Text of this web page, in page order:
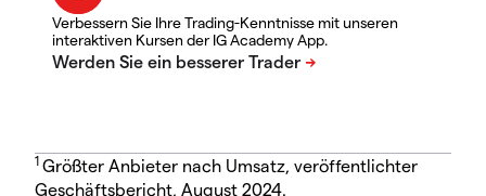
Verbessern Sie Ihre Trading-Kenntnisse mit unseren
interaktiven Kursen der IG Academy App.
1 Größter Anbieter nach Umsatz, veröffentlichter
Geschäftsbericht, August 2024.